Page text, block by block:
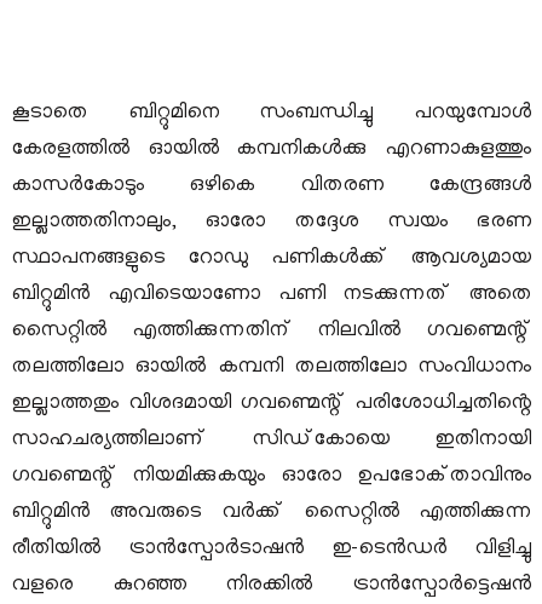
കൂടാതെ ബിറ്റുമിനെ സംബന്ധിച്ചു പറയുമ്പോൾ
കേരളത്തിൽ ഓയിൽ കമ്പനികൾക്കു എറണാകുളത്തും
കാസർകോടും ഒഴികെ വിതരണ കേന്ദ്രങ്ങൾ
ഇല്ലാത്തതിനാലും, ഓരോ തദ്ദേശ സ്വയം ഭരണ
സ്ഥാപനങ്ങളുടെ റോഡു പണികൾക്ക് ആവശ്യമായ
ബിറ്റുമിൻ എവിടെയാണോ പണി നടക്കുന്നത് അതെ
സൈറ്റിൽ എത്തിക്കുന്നതിന് നിലവിൽ ഗവണ്മെന്റ്
തലത്തിലോ ഓയിൽ കമ്പനി തലത്തിലോ സംവിധാനം
ഇല്ലാത്തതും വിശദമായി ഗവണ്മെന്റ് പരിശോധിച്ചതിന്റെ
സാഹചര്യത്തിലാണ് സിഡ്‌കോയെ ഇതിനായി
ഗവണ്മെന്റ് നിയമിക്കുകയും ഓരോ ഉപഭോക്‌താവിനും
ബിറ്റുമിൻ അവരുടെ വർക്ക് സൈറ്റിൽ എത്തിക്കുന്ന
രീതിയിൽ ട്രാൻസ്പോർടാഷൻ ഇ-ടെൻഡർ വിളിച്ചു
വളരെ കുറഞ്ഞ നിരക്കിൽ ട്രാൻസ്പോർട്ടെഷൻ